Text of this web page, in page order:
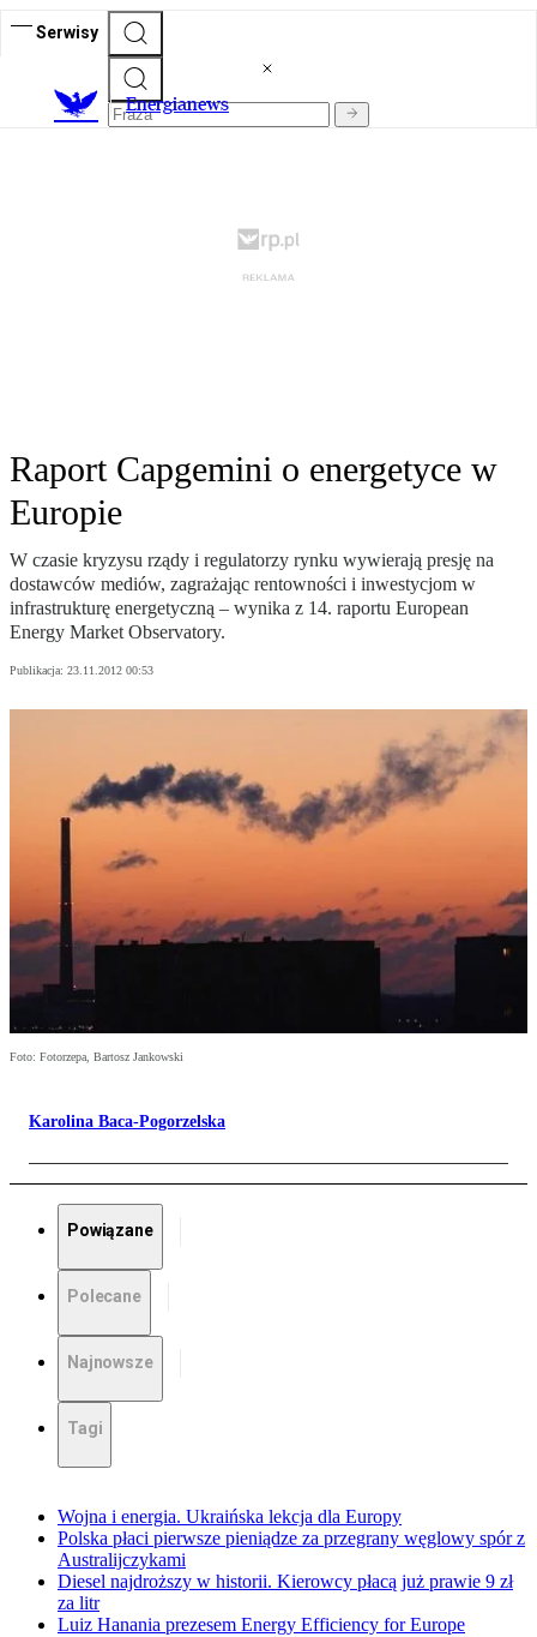
Serwisy
Energianews
Raport Capgemini o energetyce w
Europie
W czasie kryzysu rządy i regulatorzy rynku wywierają presję na
dostawców mediów, zagrażając rentowności i inwestycjom w
infrastrukturę energetyczną – wynika z 14. raportu European
Energy Market Observatory.
Publikacja: 23.11.2012 00:53
Foto: Fotorzepa, Bartosz Jankowski
Karolina Baca-Pogorzelska
Powiązane
Polecane
Najnowsze
Tagi
Wojna i energia. Ukraińska lekcja dla Europy
Polska płaci pierwsze pieniądze za przegrany węglowy spór z
Australijczykami
Diesel najdroższy w historii. Kierowcy płacą już prawie 9 zł
za litr
Luiz Hanania prezesem Energy Efficiency for Europe